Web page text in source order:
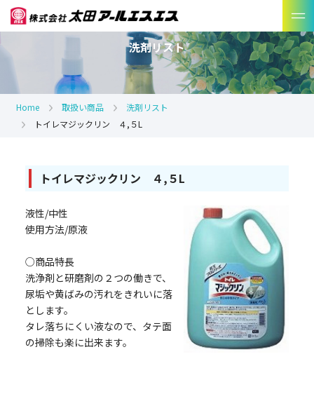
洗剤リスト
Home 取扱い商品
洗剤リスト
トイレマジックリン ４,５L
トイレマジックリン ４,５L
液性/中性
使用方法/原液
○商品特長
洗浄剤と研磨剤の２つの働きで、
尿垢や黄ばみの汚れをきれいに落
とします。
タレ落ちにくい液なので、タテ面
の掃除も楽に出来ます。